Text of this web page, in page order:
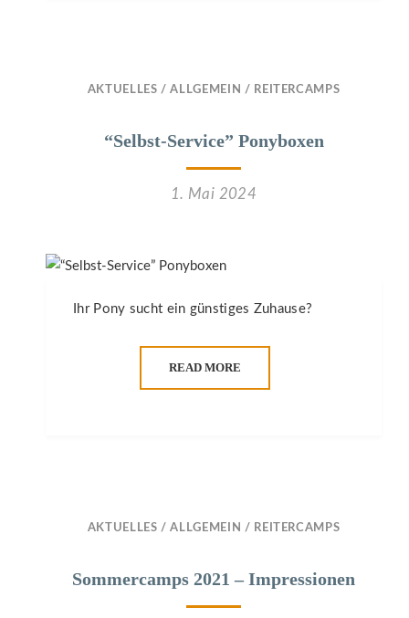
AKTUELLES /ALLGEMEIN / REITERCAMPS
“Selbst-Service” Ponyboxen
1. Mai 2024
Ihr Pony sucht ein günstiges Zuhause?
READ MORE
AKTUELLES /ALLGEMEIN / REITERCAMPS
Sommercamps 2021 – Impressionen